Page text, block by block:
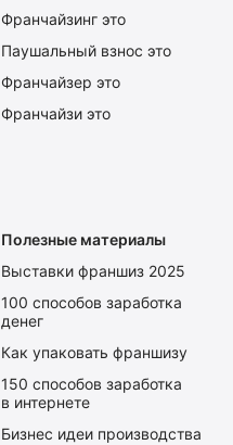
Франчайзинг это
Паушальный взнос это
Франчайзер это
Франчайзи это
Полезные материалы
Выставки франшиз 2025
100 способов заработка
денег
Как упаковать франшизу
150 способов заработка
в интернете
Бизнес идеи производства